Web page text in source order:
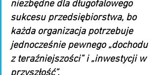
niezbędne dla długofalowego
sukcesu przedsiębiorstwa, bo
każda organizacja potrzebuje
jednocześnie pewnego „dochodu
z teraźniejszości” i „inwestycji w